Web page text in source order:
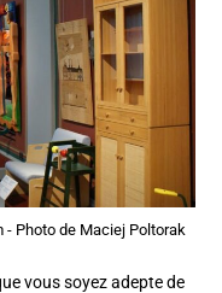
Photo de Maciej Poltorak
vous soyez adepte de